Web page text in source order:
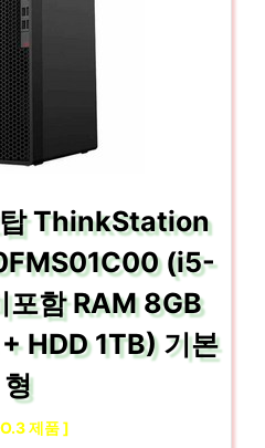
탑 ThinkStation
(i5-
함 RAM 8GB
HDD 1TB) 기본
형
제품 ]